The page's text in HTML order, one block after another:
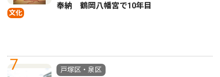
文化
奉納 鶴岡八幡宮で10年目
7
戸塚区・泉区